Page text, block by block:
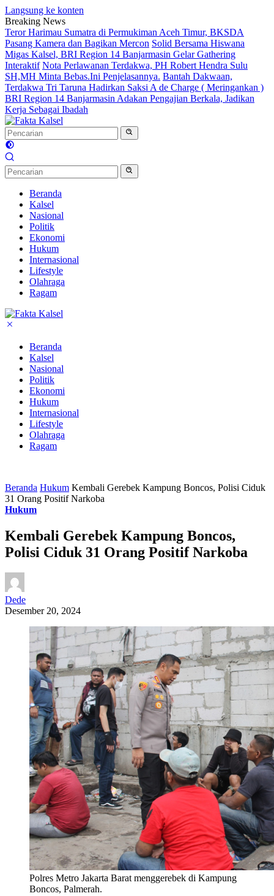
Langsung ke konten
Breaking News
Teror Harimau Sumatra di Permukiman Aceh Timur, BKSDA
Pasang Kamera dan Bagikan Mercon Solid Bersama Hiswana
Migas Kalsel, BRI Region 14 Banjarmasin Gelar Gathering
Interaktif Nota Perlawanan Terdakwa, PH Robert Hendra Sulu
SH,MH Minta Bebas.Ini Penjelasannya. Bantah Dakwaan,
Terdakwa Tri Taruna Hadirkan Saksi A de Charge ( Meringankan )
BRI Region 14 Banjarmasin Adakan Pengajian Berkala, Jadikan
Kerja Sebagai Ibadah
Beranda
Kalsel
Nasional
Politik
Ekonomi
Hukum
Internasional
Lifestyle
Olahraga
Ragam
Beranda
Kalsel
Nasional
Politik
Ekonomi
Hukum
Internasional
Lifestyle
Olahraga
Ragam
Beranda Hukum Kembali Gerebek Kampung Boncos, Polisi Ciduk
31 Orang Positif Narkoba
Hukum
Kembali Gerebek Kampung Boncos,
Polisi Ciduk 31 Orang Positif Narkoba
Dede
Desember 20, 2024
Polres Metro Jakarta Barat menggerebek di Kampung
Boncos, Palmerah.